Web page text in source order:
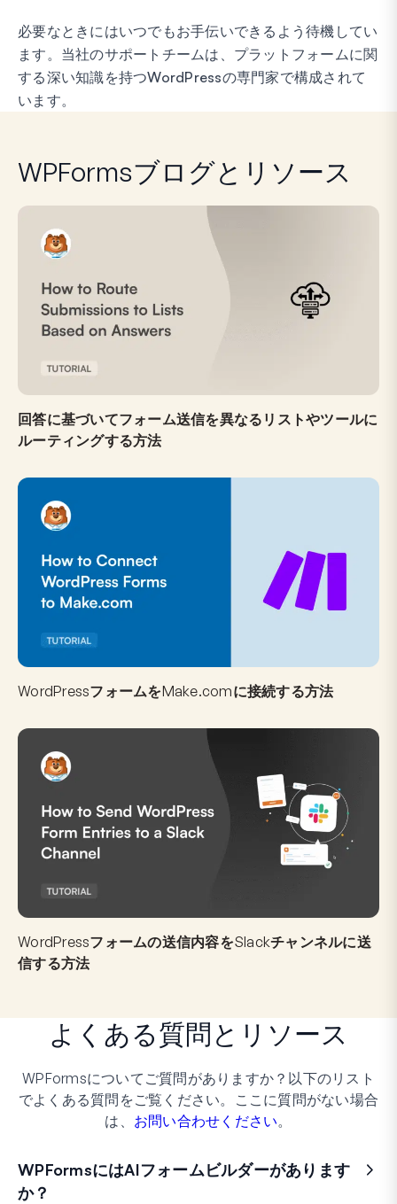
必要なときにはいつでもお手伝いできるよう待機してい
ます。当社のサポートチームは、プラットフォームに関
する深い知識を持つWordPressの専門家で構成されて
います。
WPFormsブログとリソース
回答に基づいてフォーム送信を異なるリストやツールに
ルーティングする方法
WordPressフォームをMake.comに接続する方法
WordPressフォームの送信内容をSlackチャンネルに送
信する方法
よくある質問と リソース
WPFormsについてご質問がありますか？以下のリスト
でよくある質問をご覧ください。ここに質問がない場合
は、 お問い合わせください。
WPFormsにはAIフォームビルダーがあります
か？